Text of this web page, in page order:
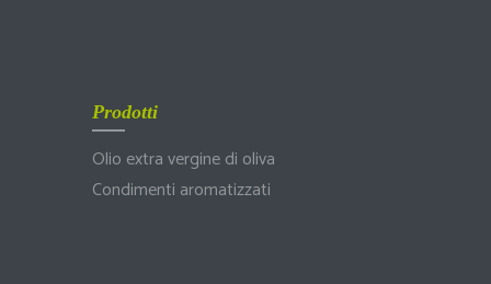
Prodotti
Olio extra vergine di oliva
Condimenti aromatizzati